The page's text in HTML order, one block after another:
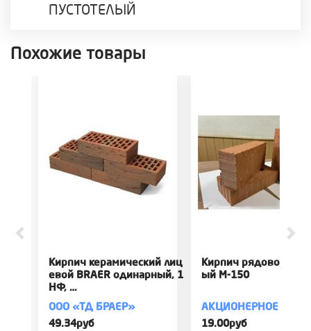
ПУСТОТЕЛЫЙ
Похожие товары
Кирпич керамический лиц
евой BRAER одинарный, 1
НФ, …
ООО «ТД БРАЕР»
49.34руб
Кирпич рядовой
ый М-150
АКЦИОНЕРНОЕ
19.00руб